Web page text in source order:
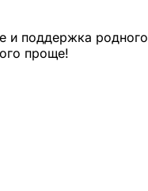
и поддержка родного
проще!